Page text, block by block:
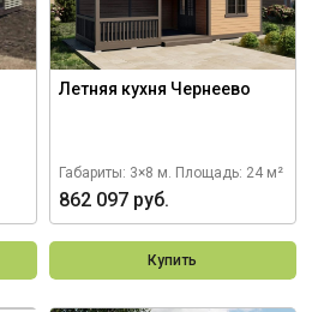
Летняя кухня Чернеево
Габариты: 3×8 м. Площадь: 24 м²
862 097 руб.
Купить